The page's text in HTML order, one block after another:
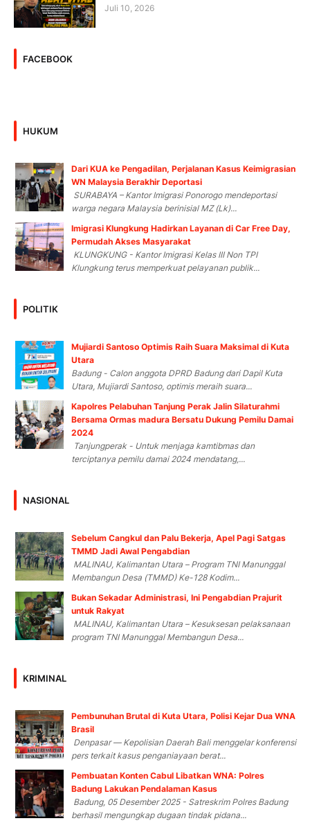
Juli 10, 2026
FACEBOOK
HUKUM
Dari KUA ke Pengadilan, Perjalanan Kasus Keimigrasian
WN Malaysia Berakhir Deportasi
SURABAYA – Kantor Imigrasi Ponorogo mendeportasi
warga negara Malaysia berinisial MZ (Lk)...
Imigrasi Klungkung Hadirkan Layanan di Car Free Day,
Permudah Akses Masyarakat
KLUNGKUNG - Kantor Imigrasi Kelas III Non TPI
Klungkung terus memperkuat pelayanan publik...
POLITIK
Mujiardi Santoso Optimis Raih Suara Maksimal di Kuta
Utara
Badung - Calon anggota DPRD Badung dari Dapil Kuta
Utara, Mujiardi Santoso, optimis meraih suara...
Kapolres Pelabuhan Tanjung Perak Jalin Silaturahmi
Bersama Ormas madura Bersatu Dukung Pemilu Damai
2024
Tanjungperak - Untuk menjaga kamtibmas dan
terciptanya pemilu damai 2024 mendatang,...
NASIONAL
Sebelum Cangkul dan Palu Bekerja, Apel Pagi Satgas
TMMD Jadi Awal Pengabdian
MALINAU, Kalimantan Utara – Program TNI Manunggal
Membangun Desa (TMMD) Ke-128 Kodim...
Bukan Sekadar Administrasi, Ini Pengabdian Prajurit
untuk Rakyat
MALINAU, Kalimantan Utara – Kesuksesan pelaksanaan
program TNI Manunggal Membangun Desa...
KRIMINAL
Pembunuhan Brutal di Kuta Utara, Polisi Kejar Dua WNA
Brasil
Denpasar — Kepolisian Daerah Bali menggelar konferensi
pers terkait kasus penganiayaan berat...
Pembuatan Konten Cabul Libatkan WNA: Polres
Badung Lakukan Pendalaman Kasus
Badung, 05 Desember 2025 - Satreskrim Polres Badung
berhasil mengungkap dugaan tindak pidana...